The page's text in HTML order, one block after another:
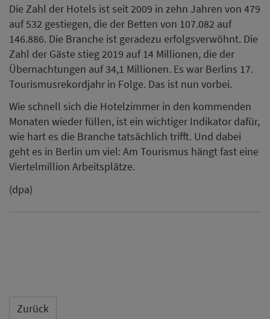
Die Zahl der Hotels ist seit 2009 in zehn Jahren von 479
auf 532 gestiegen, die der Betten von 107.082 auf
146.886. Die Branche ist geradezu erfolgsverwöhnt. Die
Zahl der Gäste stieg 2019 auf 14 Millionen, die der
Übernachtungen auf 34,1 Millionen. Es war Berlins 17.
Tourismusrekordjahr in Folge. Das ist nun vorbei.
Wie schnell sich die Hotelzimmer in den kommenden
Monaten wieder füllen, ist ein wichtiger Indikator dafür,
wie hart es die Branche tatsächlich trifft. Und dabei
geht es in Berlin um viel: Am Tourismus hängt fast eine
Viertelmillion Arbeitsplätze.
(dpa)
Zurück